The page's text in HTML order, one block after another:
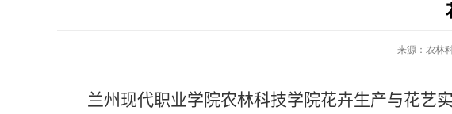
来源：农林
兰州现代职业学院农林科技学院花卉生产与花艺